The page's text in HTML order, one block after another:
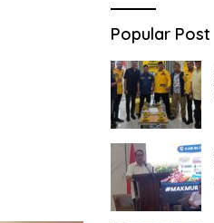
Popular Post